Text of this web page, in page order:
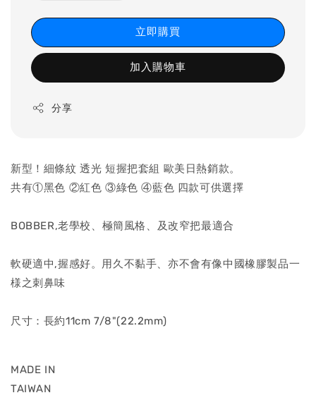
立即購買
加入購物車
分享
新型！細條紋 透光 短握把套組 歐美日熱銷款。
共有①黑色 ②紅色 ③綠色 ④藍色 四款可供選擇
BOBBER,老學校、極簡風格、及改窄把最適合
軟硬適中,握感好。用久不黏手、亦不會有像中國橡膠製品一
様之刺鼻味
尺寸：長約11cm 7/8"(22.2mm)
MADE IN